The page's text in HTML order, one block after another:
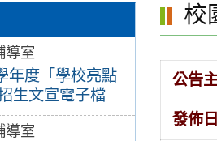
導室
年度「學校亮點
生文宣電子檔
導室
校
公告
發佈